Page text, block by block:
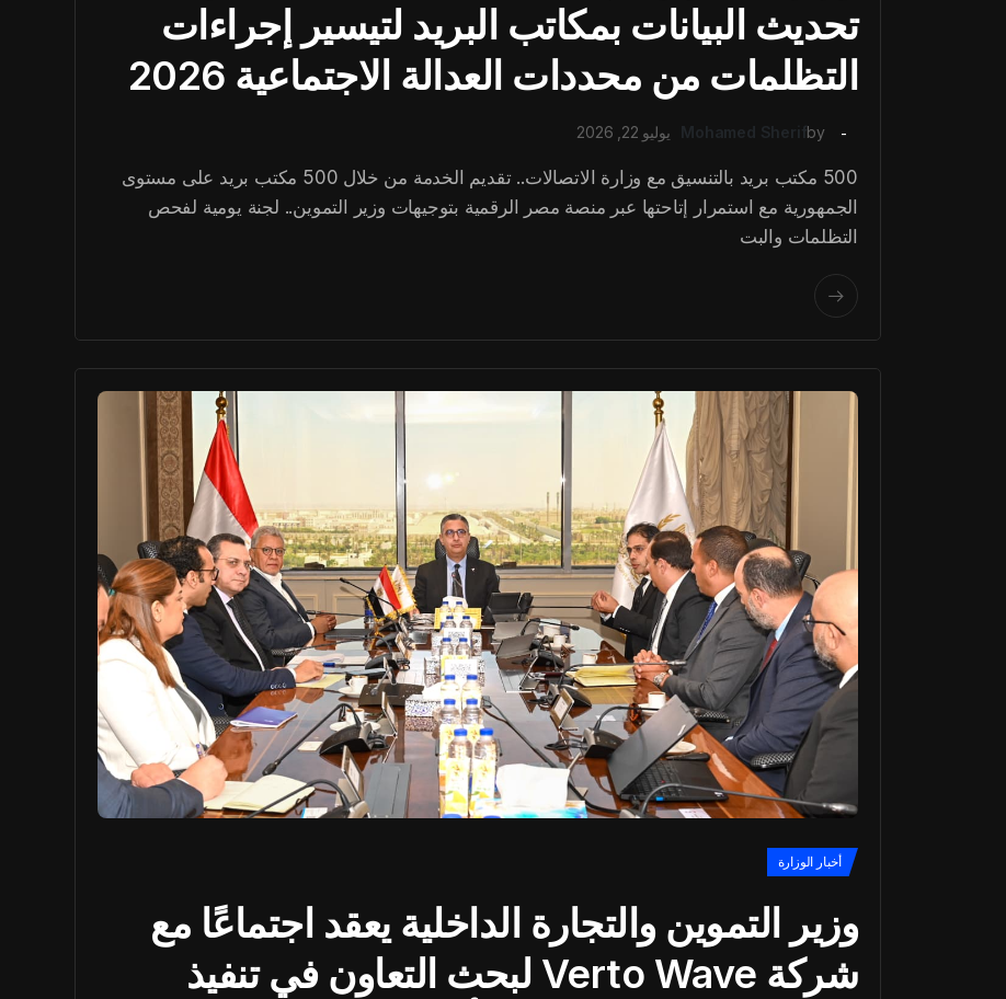
تحديث البيانات بمكاتب البريد لتيسير إجراءات
التظلمات من محددات العدالة الاجتماعية 2026
by
Mohamed Sherif يوليو 22, 2026
500 مكتب بريد بالتنسيق مع وزارة الاتصالات.. تقديم الخدمة من خلال 500 مكتب بريد على مستوى
الجمهورية مع استمرار إتاحتها عبر منصة مصر الرقمية بتوجيهات وزير التموين.. لجنة يومية لفحص
التظلمات والبت
أخبار الوزارة
وزير التموين والتجارة الداخلية يعقد اجتماعًا مع
شركة Verto Wave لبحث التعاون في تنفيذ